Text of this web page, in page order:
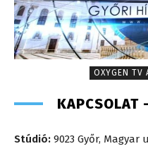
OXYGEN TV
KAPCSOLAT
Stúdió: 9023 Győr, Magyar